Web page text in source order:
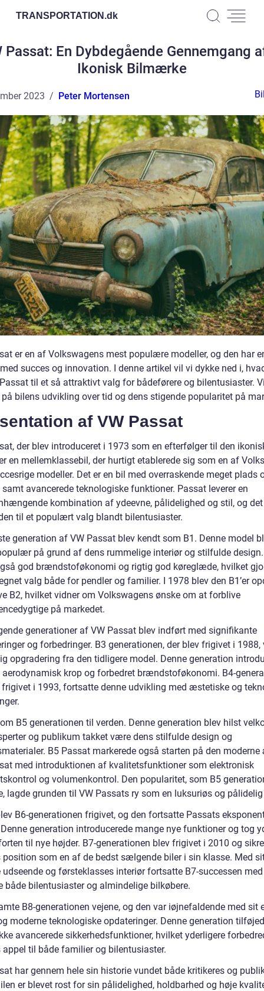
TRANSPORTATION.dk
Passat: En Dybdegående Gennemgang
Ikonisk Bilmærke
2023 Peter Mortensen
er en af Volkswagens mest populære modeller, og den har
succes og innovation. I denne artikel vil vi dykke ned i,
til et så attraktivt valg for bådeførere og bilentusiaster.
bilens udvikling over tid og dens stigende popularitet på
af VW Passat
der blev introduceret i 1973 som en efterfølger til den
en mellemklassebil, der hurtigt etablerede sig som en af
modeller. Det er en bil med overraskende meget plads
avancerede teknologiske funktioner. Passat leverer en
kombination af ydeevne, pålidelighed og stil, og det
til et populært valg blandt bilentusiaster.
generation af VW Passat blev kendt som B1. Denne model
på grund af dens rummelige interiør og stilfulde
god brændstoføkonomi og rigtig god køreglæde, hvilket
valg både for pendler og familier. I 1978 blev den B1’er
B2, hvilket vidner om Volkswagens ønske om at forblive
på markedet.
generationer af VW Passat blev indført med signifikante
og forbedringer. B3 generationen, der blev frigivet i 1988,
opgradering fra den tidligere model. Denne generation
aerodynamisk krop og forbedret brændstoføkonomi. B4-
frigivet i 1993, fortsatte denne udvikling med æstetiske og
B5 generationen til verden. Denne generation blev hilst
og publikum takket være dens stilfulde design og
B5 Passat markerede også starten på den
med introduktionen af kvalitetsfunktioner som elektronisk
og volumenkontrol. Den popularitet, som B5
lagde grunden til VW Passats ry som en luksuriøs og
B6-generationen frigivet, og den fortsatte Passats
generation introducerede mange nye funktioner og tog
til nye højder. B7-generationen blev frigivet i 2010 og
position som en af de bedst sælgende biler i sin klasse. Med
og førsteklasses interiør fortsatte B7-successen
bilentusiaster og almindelige bilkøbere.
B8-generationen vejene, og den var iøjnefaldende med sit
moderne teknologiske opdateringer. Denne generation
avancerede sikkerhedsfunktioner, hvilket yderligere
appel til både familier og bilentusiaster.
har gennem hele sin historie vundet både kritikeres og
er blevet rost for sin pålidelighed, holdbarhed og høje